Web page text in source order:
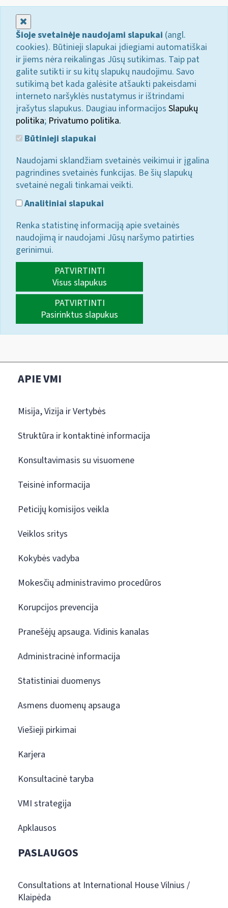
Šioje svetainėje naudojami slapukai (angl.
cookies). Būtinieji slapukai įdiegiami automatiškai
ir jiems nėra reikalingas Jūsų sutikimas. Taip pat
galite sutikti ir su kitų slapukų naudojimu. Savo
sutikimą bet kada galėsite atšaukti pakeisdami
interneto naršyklės nustatymus ir ištrindami
įrašytus slapukus. Daugiau informacijos Slapukų
politika; Privatumo politika.
Būtinieji slapukai
Naudojami sklandžiam svetainės veikimui ir įgalina
pagrindines svetainės funkcijas. Be šių slapukų
svetainė negali tinkamai veikti.
Analitiniai slapukai
Renka statistinę informaciją apie svetainės
naudojimą ir naudojami Jūsų naršymo patirties
gerinimui.
PATVIRTINTI
Visus slapukus
PATVIRTINTI
Pasirinktus slapukus
APIE VMI
Misija, Vizija ir Vertybės
Struktūra ir kontaktinė informacija
Konsultavimasis su visuomene
Teisinė informacija
Peticijų komisijos veikla
Veiklos sritys
Kokybės vadyba
Mokesčių administravimo procedūros
Korupcijos prevencija
Pranešėjų apsauga. Vidinis kanalas
Administracinė informacija
Statistiniai duomenys
Asmens duomenų apsauga
Viešieji pirkimai
Karjera
Konsultacinė taryba
VMI strategija
Apklausos
PASLAUGOS
Consultations at International House Vilnius /
Klaipėda